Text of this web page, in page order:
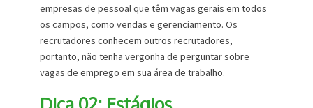
empresas de pessoal que têm vagas gerais em todos
os campos, como vendas e gerenciamento. Os
recrutadores conhecem outros recrutadores,
portanto, não tenha vergonha de perguntar sobre
vagas de emprego em sua área de trabalho.